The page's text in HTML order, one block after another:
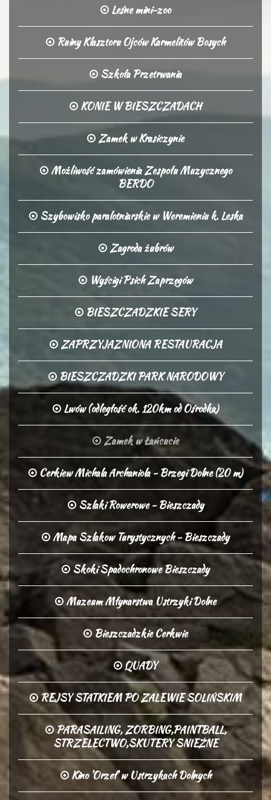
Leśne mini-zoo
Ruiny Klasztoru Ojców Karmelitów Bosych
Szkoła Przetrwania
KONIE W BIESZCZADACH
Zamek w Krasiczynie
Możliwość zamówienia Zespołu Muzycznego
BERDO
Szybowisko paralotniarskie w Weremieniu k. Leska
Zagroda żubrów
Wyścigi Psich Zaprzęgów
BIESZCZADZKIE SERY
ZAPRZYJAZNIONA RESTAURACJA
BIESZCZADZKI PARK NARODOWY
Lwów (odległość ok. 120km od Ośrodka)
Zamek w Łańcucie
Cerkiew Michala Archaniola - Brzegi Dolne (20 m)
Szlaki Rowerowe - Bieszczady
Mapa Szlakow Turystycznych - Bieszczady
Skoki Spadochronowe Bieszczady
Muzeum Młynarstwa Ustrzyki Dolne
Bieszczadzkie Cerkwie
QUADY
REJSY STATKIEM PO ZALEWIE SOLIŃSKIM
PARASAILING, ZORBING,PAINTBALL,
STRZELECTWO,SKUTERY SNIEŻNE
Kino 'Orzeł' w Ustrzykach Dolnych